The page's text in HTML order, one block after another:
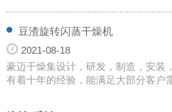
豆渣旋转闪蒸干燥机
2021-08-18
豪迈干燥集设计，研发，制造，安装
有着十年的经验，能满足大部分客户